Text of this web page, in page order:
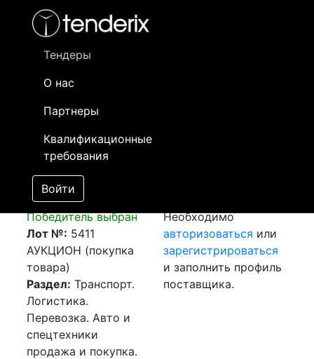
Тендеры
О нас
Партнеры
Квалификационные
требования
Войти
- активный лот
- сохраненный лот (не опубликован)
Закупка: Перевозка
г.Кентау (РК) -
Пос.Тобол,
Костанайская обл.
(РК)[Завершен]
Победитель выбран
Лот №: 5411
АУКЦИОН (покупка
товара)
Раздел: Транспорт.
Логистика.
Перевозка. Авто и
спецтехники
продажа и покупка.
Необходимо
авторизоваться или
зарегистрироваться
и заполнить профиль
поставщика.